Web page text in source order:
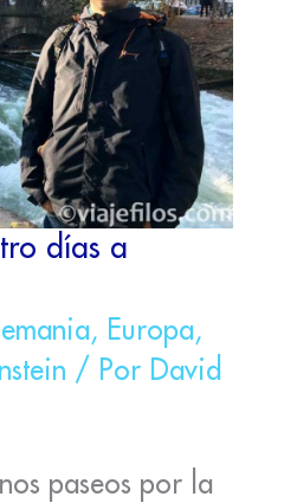
días a
, Europa,
/ Por David
paseos por la